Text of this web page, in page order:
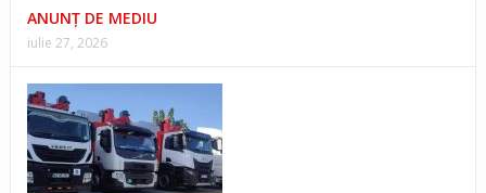
ANUNŢ DE MEDIU
iulie 27, 2026